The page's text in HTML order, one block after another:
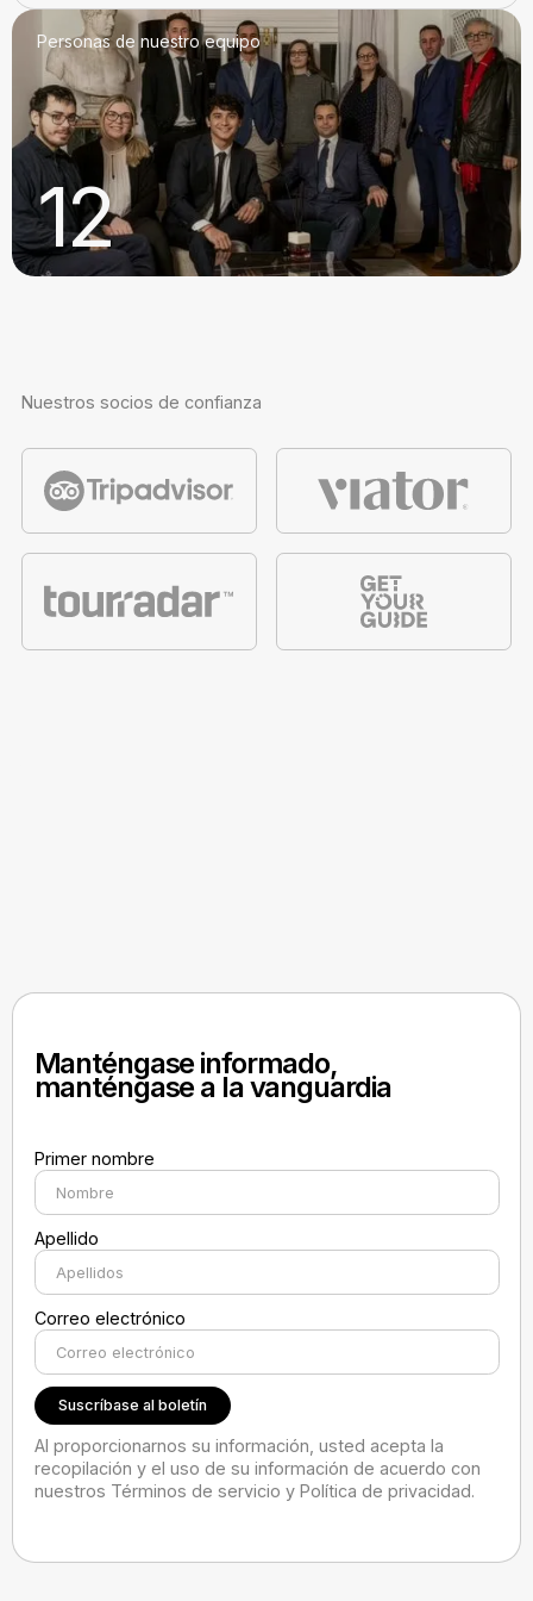
Personas de nuestro equipo
12
Nuestros socios de confianza
Manténgase informado,
manténgase a la vanguardia
Primer nombre
Apellido
Correo electrónico
Al proporcionarnos su información, usted acepta la
recopilación y el uso de su información de acuerdo con
nuestros Términos de servicio y Política de privacidad.